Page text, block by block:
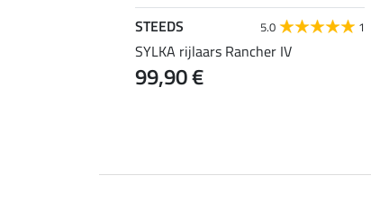
STEEDS 5.0 1
SYLKA rijlaars Rancher IV
99,90 €